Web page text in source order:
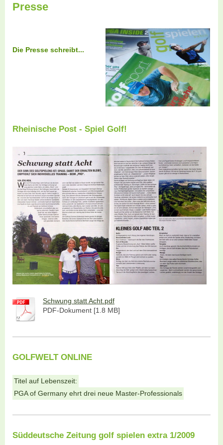
Presse
Die Presse schreibt...
Rheinische Post - Spiel Golf!
Schwung statt Acht.pdf
PDF-Dokument [1.8 MB]
GOLFWELT ONLINE
Titel auf Lebenszeit:
PGA of Germany ehrt drei neue Master-Professionals
Süddeutsche Zeitung golf spielen extra 1/2009